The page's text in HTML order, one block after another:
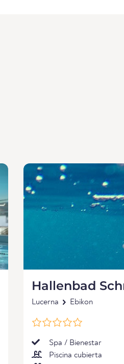
Hallenbad
Lucerna Ebikon
Spa / Bienestar
Piscina cubierta